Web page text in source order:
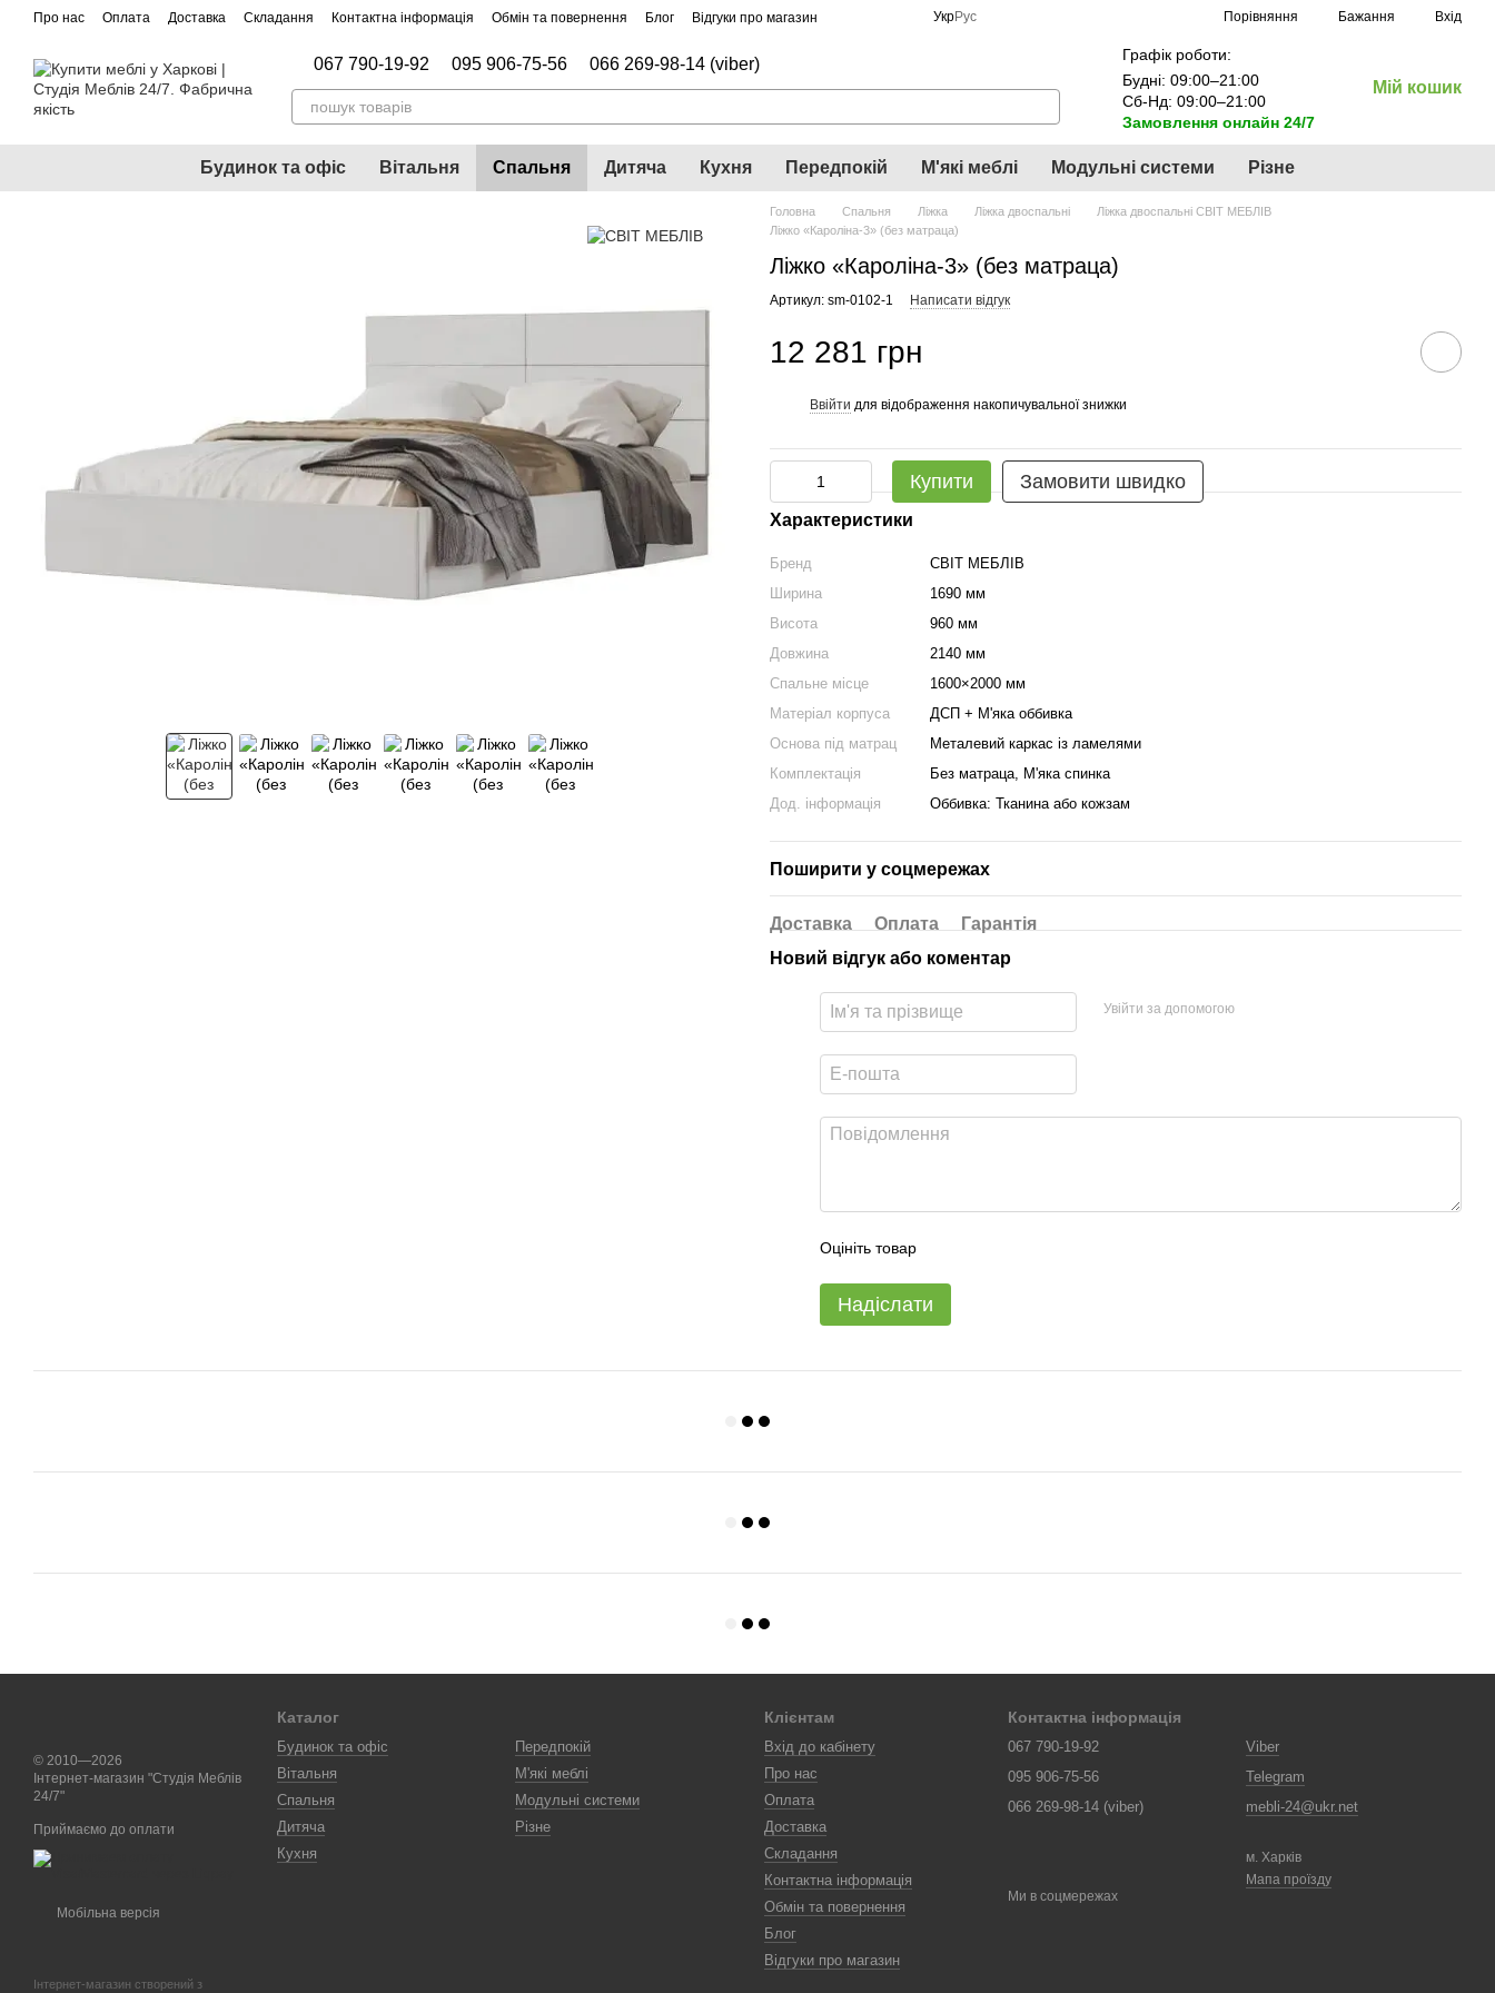
Перейти до основного контенту
Про нас Оплата Доставка Складання Контактна інформація Обмін та повернення Блог Відгуки про магазин УкрРус Порівняння Бажання Вхід
067 790-19-92 095 906-75-56 066 269-98-14 (viber)
Графік роботи:
Будні: 09:00–21:00
Сб-Нд: 09:00–21:00
Замовлення онлайн 24/7
Мій кошик
Будинок та офіс Вітальня Спальня Дитяча Кухня Передпокій М'які меблі Модульні системи Різне
Головна Спальня Ліжка Ліжка двоспальні
Ліжка двоспальні СВІТ МЕБЛІВ
Ліжко «Кароліна-3» (без матраца)
Ліжко «Кароліна-3» (без матраца)
Артикул: sm-0102-1 Написати відгук
12 281 грн
Ввійти для відображення накопичувальної знижки
Купити Замовити швидко
Характеристики
Бренд
СВІТ МЕБЛІВ
Ширина
1690 мм
Висота
960 мм
Довжина
2140 мм
Спальне місце
1600×2000 мм
Матеріал корпуса
ДСП + М'яка оббивка
Основа під матрац
Металевий каркас із ламелями
Комплектація
Без матраца, М'яка спинка
Дод. інформація
Оббивка: Тканина або кожзам
Поширити у соцмережах
Доставка Оплата
Гарантія
Новий відгук або коментар
Увійти за допомогою
Оцініть товар
Надіслати
© 2010—2026
Інтернет-магазин "Студія Меблів
24/7"
Приймаємо до оплати
Мобільна версія
Інтернет-магазин створений з
Каталог
Будинок та офіс
Вітальня
Спальня
Дитяча
Кухня
Передпокій
М'які меблі
Модульні системи
Різне
Клієнтам
Вхід до кабінету
Про нас
Оплата
Доставка
Складання
Контактна інформація
Обмін та повернення
Блог
Відгуки про магазин
Контактна інформація
067 790-19-92
095 906-75-56
066 269-98-14 (viber)
Viber
Telegram
mebli-24@ukr.net
м. Харків
Мапа проїзду
Ми в соцмережах